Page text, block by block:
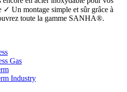
✓ Un montage simple et sûr grâce à
toute la gamme SANHA®.
Gas
Industry